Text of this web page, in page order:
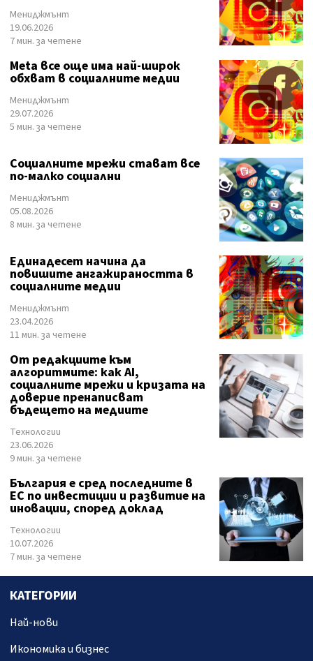
Мениджмънт
19.06.2026
7 мин. за четене
Meta все още има най-широк
обхват в социалните медии
Мениджмънт
29.07.2026
5 мин. за четене
Социалните мрежи стават все
по-малко социални
Мениджмънт
05.08.2026
8 мин. за четене
Единадесет начина да
повишите ангажираността в
социалните медии
Мениджмънт
23.04.2026
11 мин. за четене
От редакциите към
алгоритмите: как AI,
социалните мрежи и кризата на
доверие пренаписват
бъдещето на медиите
Технологии
23.06.2026
9 мин. за четене
България е сред последните в
ЕС по инвестиции и развитие на
иновации, според доклад
Технологии
10.07.2026
7 мин. за четене
КАТЕГОРИИ
Най-нови
Икономика и бизнес